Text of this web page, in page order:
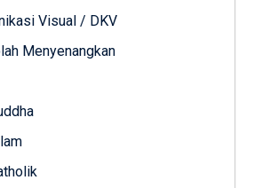
Visual / DKV
Menyenangkan